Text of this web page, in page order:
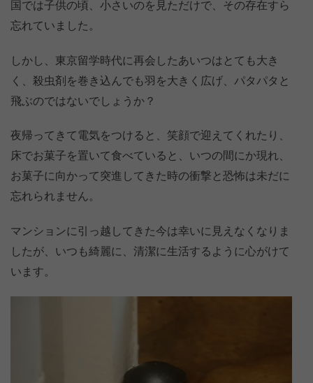
国では子供の頃、小さいのを見ただけで、その存在すら
忘れていました。
しかし、東京留学時代に再会したあいつはとても大き
く、殺虫剤を巻き込んでも羽を大きく広げ、パタパタと
飛ぶのではないでしょうか？
夜帰ってきて電気をつけると、笑顔で迎えてくれたり、
床でお菓子を置いて食べていると、いつの間にか現れ、
お菓子に向かって突進してきた時の衝撃と恐怖は未だに
忘れられません。
マンションに引っ越してきた今は幸いに見えなくなりま
したが、いつも綺麗に、清潔に生活するように心がけて
います。